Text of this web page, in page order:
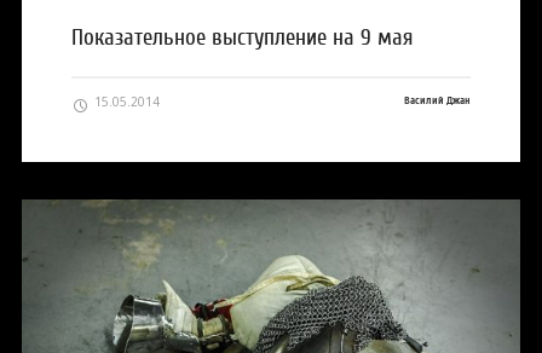
Показательное выступление на 9 мая
15.05.2014 Василий Джан